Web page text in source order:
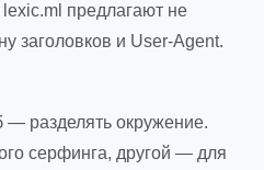
предлагают не
заголовков и User-Agent.
разделять окружение.
серфинга, другой — для